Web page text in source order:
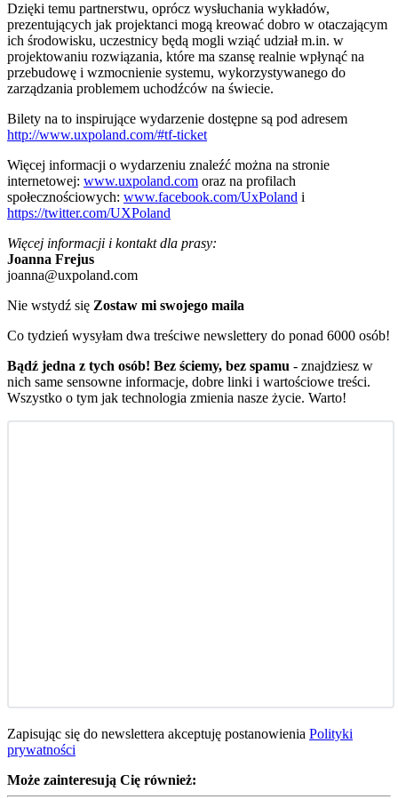
Dzięki temu partnerstwu, oprócz wysłuchania wykładów,
prezentujących jak projektanci mogą kreować dobro w otaczającym
ich środowisku, uczestnicy będą mogli wziąć udział m.in. w
projektowaniu rozwiązania, które ma szansę realnie wpłynąć na
przebudowę i wzmocnienie systemu, wykorzystywanego do
zarządzania problemem uchodźców na świecie.
Bilety na to inspirujące wydarzenie dostępne są pod adresem
http://www.uxpoland.com/#tf-ticket
Więcej informacji o wydarzeniu znaleźć można na stronie
internetowej: www.uxpoland.com oraz na profilach
społecznościowych: www.facebook.com/UxPoland i
https://twitter.com/UXPoland
Więcej informacji i kontakt dla prasy:
Joanna Frejus
joanna@uxpoland.com
Nie wstydź się Zostaw mi swojego maila
Co tydzień wysyłam dwa treściwe newslettery do ponad 6000 osób!
Bądź jedna z tych osób! Bez ściemy, bez spamu - znajdziesz w
nich same sensowne informacje, dobre linki i wartościowe treści.
Wszystko o tym jak technologia zmienia nasze życie. Warto!
Zapisując się do newslettera akceptuję postanowienia Polityki
prywatności
Może zainteresują Cię również: